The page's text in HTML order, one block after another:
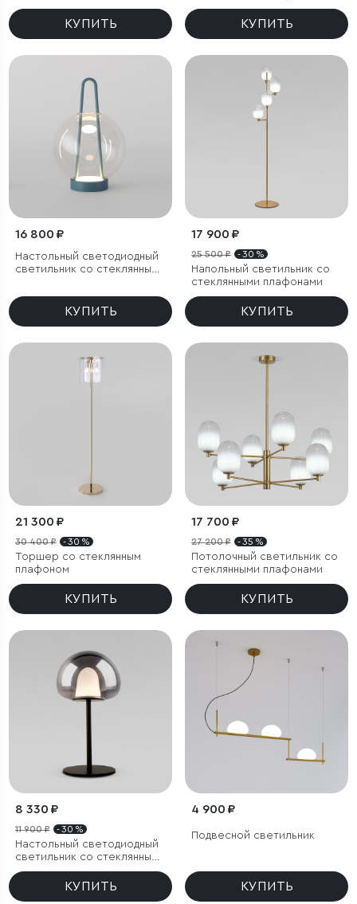
КУПИТЬ КУПИТЬ
16 800 ₽
Настольный светодиодный
светильник со стеклянным
КУПИТЬ
17 900 ₽
25 500 ₽ - 30 %
Напольный светильник со
стеклянными плафонами
КУПИТЬ
21 300 ₽
30 400 ₽ - 30 %
Торшер со стеклянным
плафоном
КУПИТЬ
17 700 ₽
27 200 ₽ - 35 %
Потолочный светильник со
стеклянными плафонами
КУПИТЬ
8 330 ₽
11 900 ₽ - 30 %
Настольный светодиодный
светильник со стеклянным
плафоном
КУПИТЬ
4 900 ₽
Подвесной светильник
КУПИТЬ